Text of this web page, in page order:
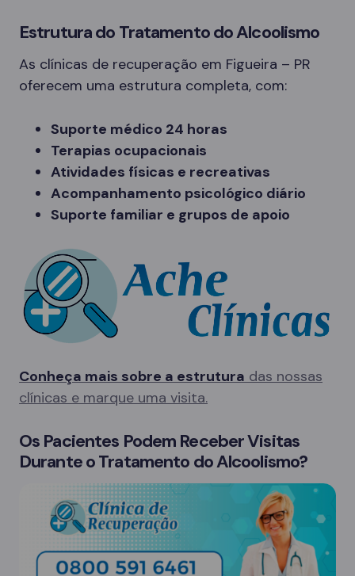
Estrutura do Tratamento do Alcoolismo
As clínicas de recuperação em Figueira – PR
oferecem uma estrutura completa, com:
Suporte médico 24 horas
Terapias ocupacionais
Atividades físicas e recreativas
Acompanhamento psicológico diário
Suporte familiar e grupos de apoio
Conheça mais sobre a estrutura das nossas
clínicas e marque uma visita.
Os Pacientes Podem Receber Visitas
Durante o Tratamento do Alcoolismo?